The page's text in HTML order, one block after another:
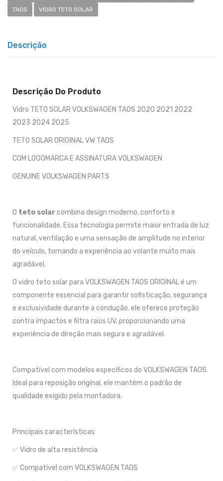
TAOS
VIDRO TETO SOLAR
Descrição
Descrição Do Produto
Vidro TETO SOLAR VOLKSWAGEN TAOS 2020 2021 2022
2023 2024 2025
TETO SOLAR ORIGINAL VW TAOS
COM LOGOMARCA E ASSINATURA VOLKSWAGEN
GENUINE VOLKSWAGEN PARTS
O teto solarcombina design moderno, conforto e
funcionalidade. Essa tecnologia permite maior entrada de luz
natural, ventilação e uma sensação de amplitude no interior
do veículo, tornando a experiência ao volante muito mais
agradável.
O vidro teto solar para VOLKSWAGEN TAOS ORIGINAL é um
componente essencial para garantir sofisticação, segurança
e exclusividade durante a condução. ele oferece proteção
contra impactos e filtra raios UV, proporcionando uma
experiência de direção mais segura e agradável.
Compatível com modelos específicos do VOLKSWAGEN TAOS.
Ideal para reposição original, ele mantém o padrão de
qualidade exigido pela montadora.
Principais características:
✅ Vidro de alta resistência
✅ Compatível com VOLKSWAGEN TAOS